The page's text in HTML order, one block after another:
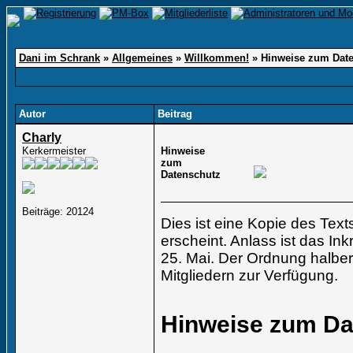
Dani im Schrank » Allgemeines » Willkommen! » Hinweise zum
Autor Beitrag
Charly
Kerkermeister
Beiträge: 20124
Hinweise
zum
Datenschutz
Dies ist eine Kopie des
erscheint. Anlass ist das
25. Mai. Der Ordnung
Mitgliedern zur Verfügung.
Hinweise zum